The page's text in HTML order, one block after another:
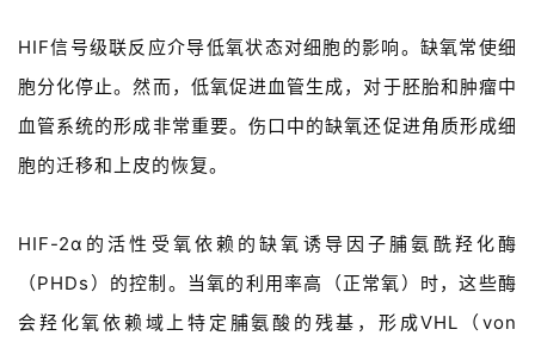
HIF信号级联反应介导低氧状态对细胞的影响。缺氧常使细
胞分化停止。然而，低氧促进血管生成，对于胚胎和肿瘤中
血管系统的形成非常重要。伤口中的缺氧还促进角质形成细
胞的迁移和上皮的恢复。
HIF-2α的活性受氧依赖的缺氧诱导因子脯氨酰羟化酶
（PHDs）的控制。当氧的利用率高（正常氧）时，这些酶
会羟化氧依赖域上特定脯氨酸的残基，形成VHL（von